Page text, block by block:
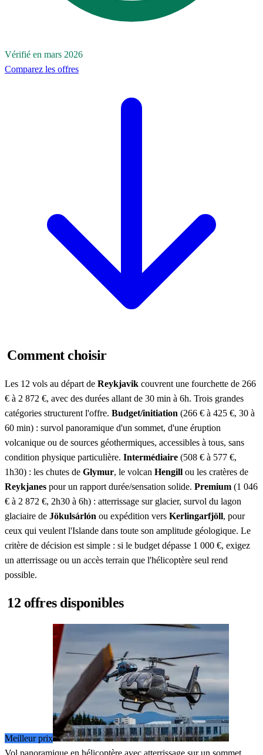
Vérifié en mars 2026
Comparez les offres
Comment choisir
Les 12 vols au départ de Reykjavik couvrent une fourchette de 266
€ à 2 872 €, avec des durées allant de 30 min à 6h. Trois grandes
catégories structurent l'offre. Budget/initiation (266 € à 425 €, 30 à
60 min) : survol panoramique d'un sommet, d'une éruption
volcanique ou de sources géothermiques, accessibles à tous, sans
condition physique particulière. Intermédiaire (508 € à 577 €,
1h30) : les chutes de Glymur, le volcan Hengill ou les cratères de
Reykjanes pour un rapport durée/sensation solide. Premium (1 046
€ à 2 872 €, 2h30 à 6h) : atterrissage sur glacier, survol du lagon
glaciaire de Jökulsárlón ou expédition vers Kerlingarfjöll, pour
ceux qui veulent l'Islande dans toute son amplitude géologique. Le
critère de décision est simple : si le budget dépasse 1 000 €, exigez
un atterrissage ou un accès terrain que l'hélicoptère seul rend
possible.
12 offres disponibles
Meilleur prix
Vol panoramique en hélicoptère avec atterrissage sur un sommet